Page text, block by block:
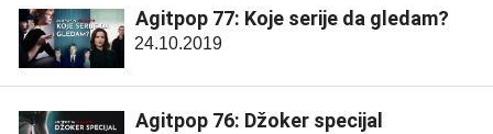
Agitpop 77: Koje serije da gledam?
24.10.2019
Agitpop 76: Džoker specijal